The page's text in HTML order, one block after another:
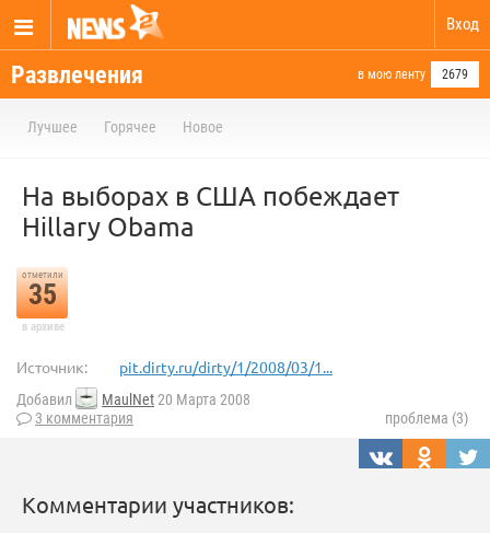
Вход
Развлечения в мою ленту 2679
Лучшее Горячее Новое
На выборах в США побеждает
Hillary Obama
отметили
35
в архиве
Источник: pit.dirty.ru/dirty/1/2008/03/1...
Добавил MaulNet20 Марта 2008
3 комментария
проблема (3)
Комментарии участников: